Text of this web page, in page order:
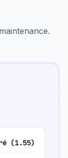
(1.55)